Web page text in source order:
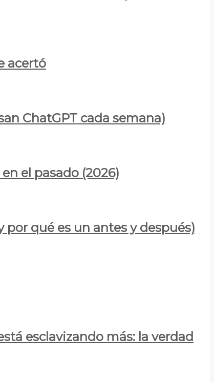
acertó
ChatGPT cada semana)
el pasado (2026)
qué es un antes y después)
esclavizando más: la verdad